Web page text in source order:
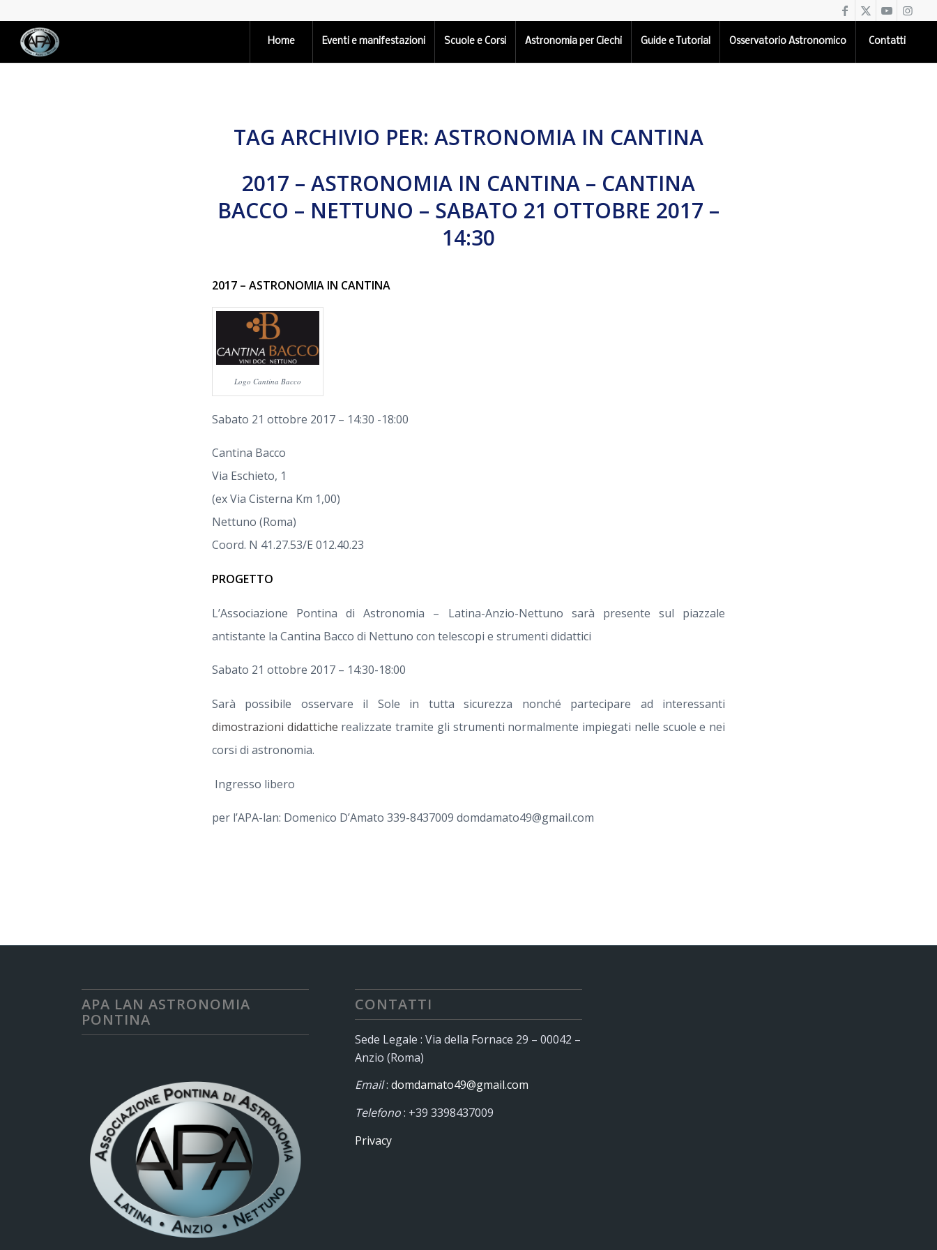
Home Eventi e manifestazioni Scuole e Corsi Astronomia per Ciechi Guide e Tutorial Osservatorio Astronomico Contatti
TAG ARCHIVIO PER: ASTRONOMIA IN CANTINA
2017 – ASTRONOMIA IN CANTINA – CANTINA
BACCO – NETTUNO – SABATO 21 OTTOBRE 2017 –
14:30
2017 – ASTRONOMIA IN CANTINA
Logo Cantina Bacco
Sabato 21 ottobre 2017 – 14:30 -18:00
Cantina Bacco
Via Eschieto, 1
(ex Via Cisterna Km 1,00)
Nettuno (Roma)
Coord. N 41.27.53/E 012.40.23
PROGETTO
L’Associazione Pontina di Astronomia – Latina-Anzio-Nettuno sarà presente sul piazzale
antistante la Cantina Bacco di Nettuno con telescopi e strumenti didattici
Sabato 21 ottobre 2017 – 14:30-18:00
Sarà possibile osservare il Sole in tutta sicurezza nonché partecipare ad interessanti
dimostrazioni didattiche realizzate tramite gli strumenti normalmente impiegati nelle scuole e nei
corsi di astronomia.
Ingresso libero
per l’APA-lan: Domenico D’Amato 339-8437009 domdamato49@gmail.com
APA LAN ASTRONOMIA
PONTINA
CONTATTI
Sede Legale : Via della Fornace 29 – 00042 –
Anzio (Roma)
Email:domdamato49@gmail.com
Telefono: +39 3398437009
Privacy